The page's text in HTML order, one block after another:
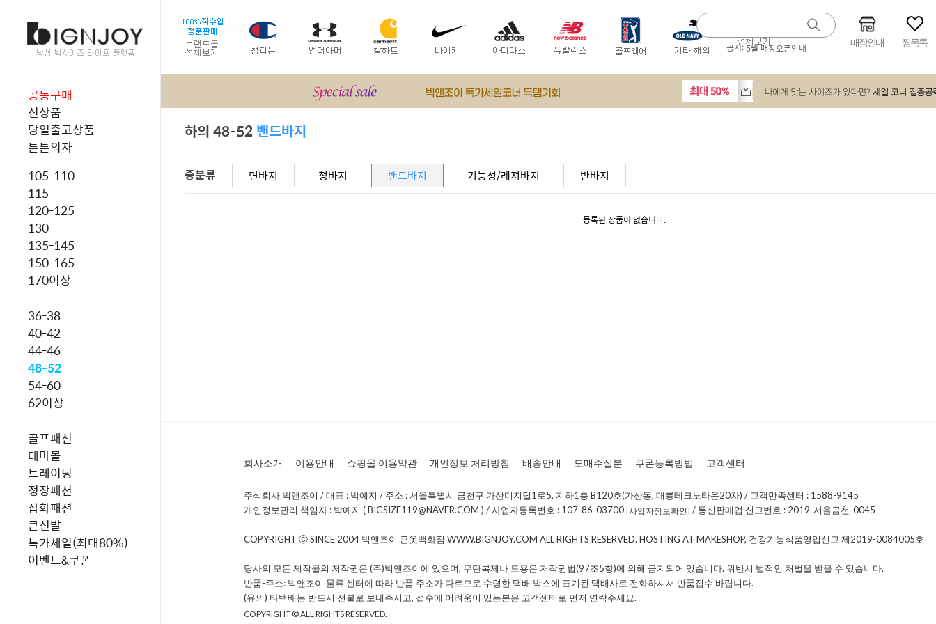
공지:5월 매장오픈안내 매장안내 찜목록
공동구매
신상품
당일출고상품
튼튼의자
105-110
115
120-125
130
135-145
150-165
170이상
36-38
40-42
44-46
48-52
54-60
62이상
골프패션
테마몰
트레이닝
정장패션
잡화패션
큰신발
특가세일(최대80%)
이벤트&쿠폰
하의 48-52밴드바지
중분류 면바지 청바지 밴드바지 기능성/레져바지 반바지
등록된 상품이 없습니다.
회사소개 이용안내 쇼핑몰 이용약관 개인정보 처리방침 배송안내 도매주실분 쿠폰등록방법 고객센터
주식회사 빅앤조이 / 대표 : 박예지 / 주소 : 서울특별시 금천구 가산디지털1로5, 지하1층 B120호(가산동, 대륭테크노타운20차) / 고객만족센터 : 1588-9145
개인정보관리 책임자 : 박예지 ( BIGSIZE119@NAVER.COM ) / 사업자등록번호 : 107-86-03700 [사업자정보확인] / 통신판매업 신고번호 : 2019-서울금천-0045
COPYRIGHT Ⓒ SINCE 2004 빅앤조이 큰옷백화점 WWW.BIGNJOY.COM ALL RIGHTS RESERVED. HOSTING AT MAKESHOP, 건강기능식품영업신고 제2019-0084005호
당사의 모든 제작물의 저작권은 (주)빅앤조이에 있으며, 무단복제나 도용은 저작권법(97조5항)에 의해 금지되어 있습니다. 위반시 법적인 처벌을 받을 수 있습니다.
반품-주소: 빅앤조이 물류 센터에 따라 반품 주소가 다르므로 수령한 택배 박스에 표기된 택배사로 전화하셔서 반품접수 바랍니다.
(유의) 타택배는 반드시 선불로 보내주시고, 접수에 어려움이 있는분은 고객센터로 먼저 연락주세요.
COPYRIGHT © ALL RIGHTS RESERVED.